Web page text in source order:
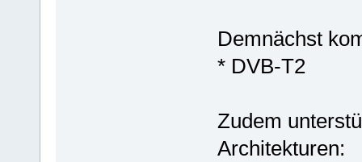
Demnächst
* DVB-T2
Zudem
Architekturen: